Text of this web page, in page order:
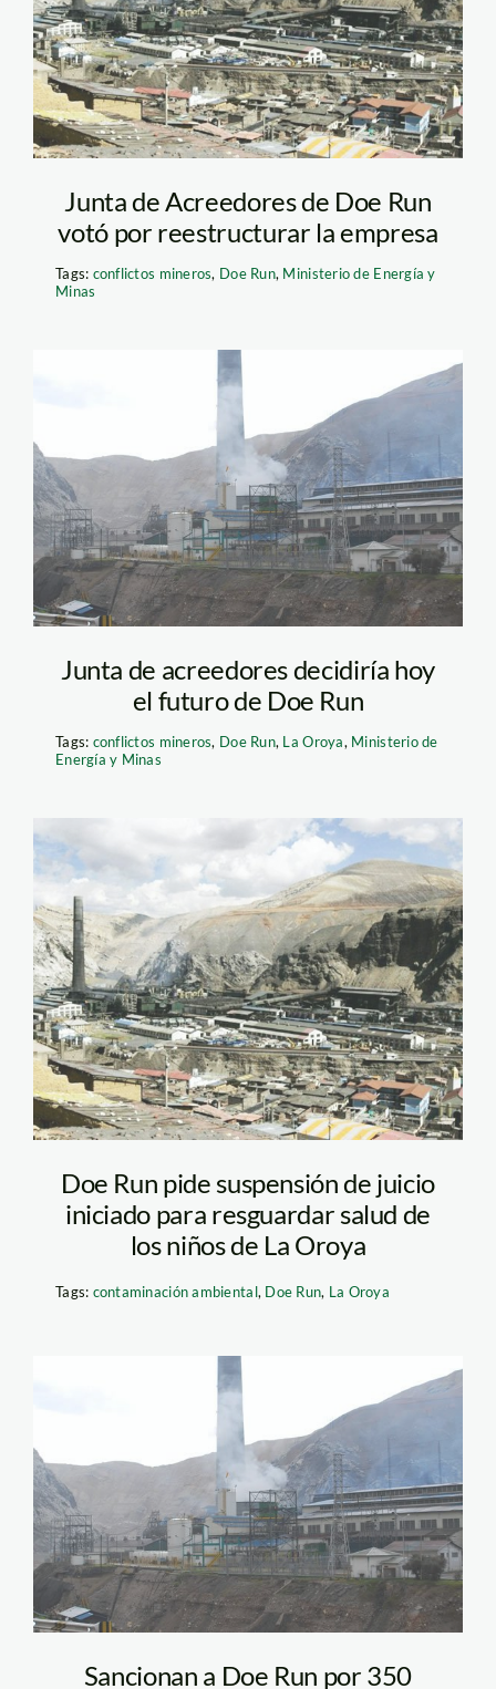
Junta de Acreedores de Doe Run
votó por reestructurar la empresa
Tags: conflictos mineros, Doe Run, Ministerio de Energía y
Minas
Junta de acreedores decidiría hoy
el futuro de Doe Run
Tags: conflictos mineros, Doe Run, La Oroya, Ministerio de
Energía y Minas
doe_run_andina
Doe Run pide suspensión de juicio
iniciado para resguardar salud de
los niños de La Oroya
Tags: contaminación ambiental, Doe Run, La Oroya
Sancionan a Doe Run por 350